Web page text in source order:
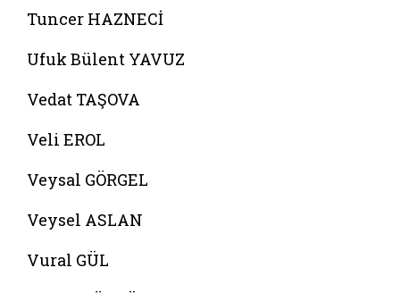
Tuncer HAZNECİ
Ufuk Bülent YAVUZ
Vedat TAŞOVA
Veli EROL
Veysal GÖRGEL
Veysel ASLAN
Vural GÜL